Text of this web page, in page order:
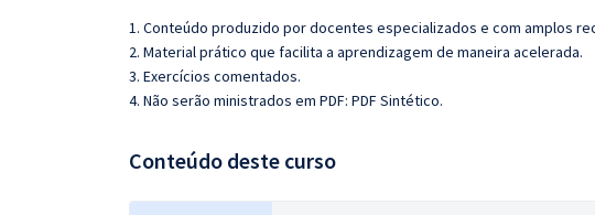
1. Conteúdo produzido por docentes especializados e com amplos
2. Material prático que facilita a aprendizagem de maneira acelerada.
3. Exercícios comentados.
4. Não serão ministrados em PDF: PDF Sintético.
Conteúdo deste curso